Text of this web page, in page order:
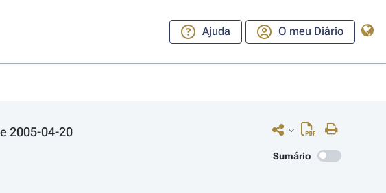
Ajuda O meu Diário
2005-04-20
Sumário